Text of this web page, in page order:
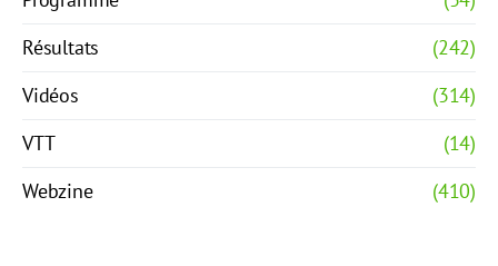
Résultats
(242)
Vidéos
(314)
VTT
(14)
Webzine
(410)